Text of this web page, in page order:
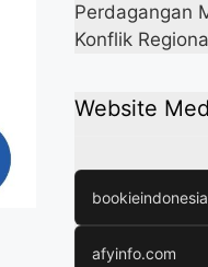
Perdagangan
Konflik
Website
afyinfo.com